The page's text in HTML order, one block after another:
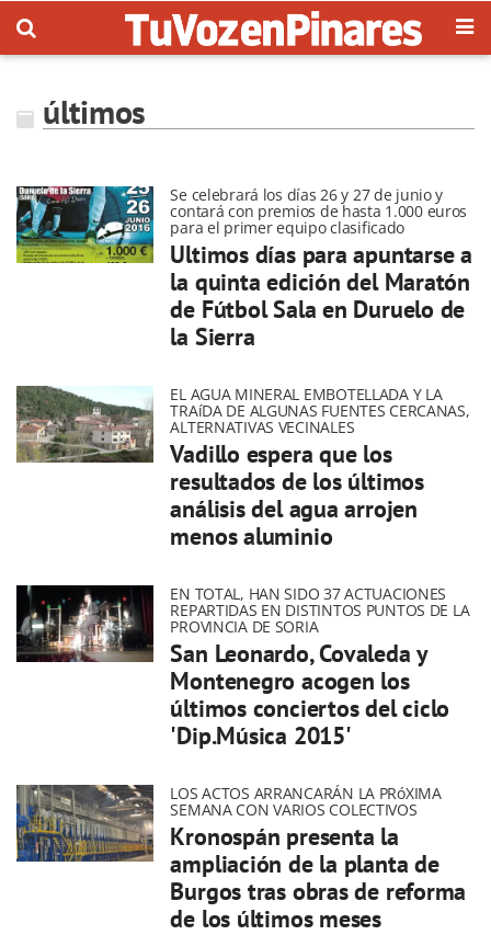
últimos
Se celebrará los días 26 y 27 de junio y
contará con premios de hasta 1.000 euros
para el primer equipo clasificado
Ultimos días para apuntarse a
la quinta edición del Maratón
de Fútbol Sala en Duruelo de
la Sierra
EL AGUA MINERAL EMBOTELLADA Y LA
TRAíDA DE ALGUNAS FUENTES CERCANAS,
ALTERNATIVAS VECINALES
Vadillo espera que los
resultados de los últimos
análisis del agua arrojen
menos aluminio
EN TOTAL, HAN SIDO 37 ACTUACIONES
REPARTIDAS EN DISTINTOS PUNTOS DE LA
PROVINCIA DE SORIA
San Leonardo, Covaleda y
Montenegro acogen los
últimos conciertos del ciclo
'Dip.Música 2015'
LOS ACTOS ARRANCARÁN LA PRóXIMA
SEMANA CON VARIOS COLECTIVOS
Kronospán presenta la
ampliación de la planta de
Burgos tras obras de reforma
de los últimos meses